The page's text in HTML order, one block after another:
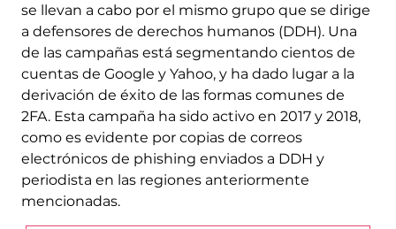
se llevan a cabo por el mismo grupo que se dirige
a defensores de derechos humanos (DDH). Una
de las campañas está segmentando cientos de
cuentas de Google y Yahoo, y ha dado lugar a la
derivación de éxito de las formas comunes de
2FA. Esta campaña ha sido activo en 2017 y 2018,
como es evidente por copias de correos
electrónicos de phishing enviados a DDH y
periodista en las regiones anteriormente
mencionadas.